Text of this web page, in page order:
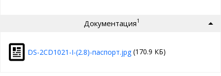
Документация1
DS-2CD1021-I-(2.8)-паспорт.jpg(170.9 КБ)